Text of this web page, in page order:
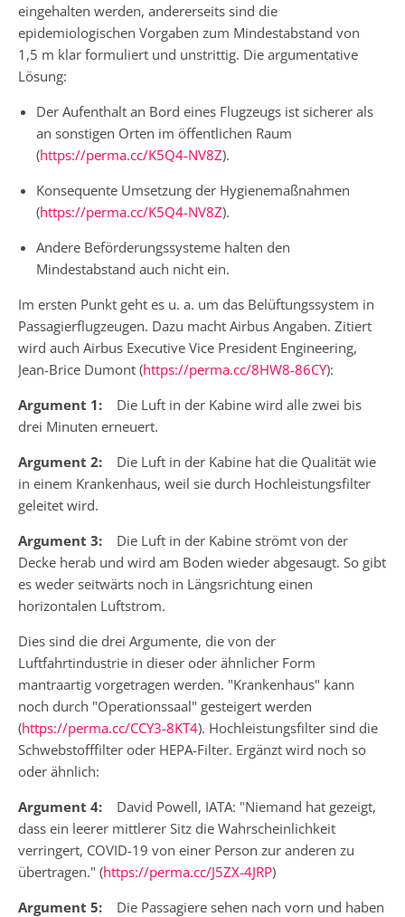
eingehalten werden, andererseits sind die
epidemiologischen Vorgaben zum Mindestabstand von
1,5 m klar formuliert und unstrittig. Die argumentative
Lösung:
Der Aufenthalt an Bord eines Flugzeugs ist sicherer als
an sonstigen Orten im öffentlichen Raum
(https://perma.cc/K5Q4-NV8Z).
Konsequente Umsetzung der Hygienemaßnahmen
(https://perma.cc/K5Q4-NV8Z).
Andere Beförderungssysteme halten den
Mindestabstand auch nicht ein.
Im ersten Punkt geht es u. a. um das Belüftungssystem in
Passagierflugzeugen. Dazu macht Airbus Angaben. Zitiert
wird auch Airbus Executive Vice President Engineering,
Jean-Brice Dumont (https://perma.cc/8HW8-86CY):
Argument 1: Die Luft in der Kabine wird alle zwei bis
drei Minuten erneuert.
Argument 2: Die Luft in der Kabine hat die Qualität wie
in einem Krankenhaus, weil sie durch Hochleistungsfilter
geleitet wird.
Argument 3: Die Luft in der Kabine strömt von der
Decke herab und wird am Boden wieder abgesaugt. So gibt
es weder seitwärts noch in Längsrichtung einen
horizontalen Luftstrom.
Dies sind die drei Argumente, die von der
Luftfahrtindustrie in dieser oder ähnlicher Form
mantraartig vorgetragen werden. "Krankenhaus" kann
noch durch "Operationssaal" gesteigert werden
(https://perma.cc/CCY3-8KT4). Hochleistungsfilter sind die
Schwebstofffilter oder HEPA-Filter. Ergänzt wird noch so
oder ähnlich:
Argument 4: David Powell, IATA: "Niemand hat gezeigt,
dass ein leerer mittlerer Sitz die Wahrscheinlichkeit
verringert, COVID-19 von einer Person zur anderen zu
übertragen." (https://perma.cc/J5ZX-4JRP)
Argument 5:
Die Passagiere sehen nach vorn und haben